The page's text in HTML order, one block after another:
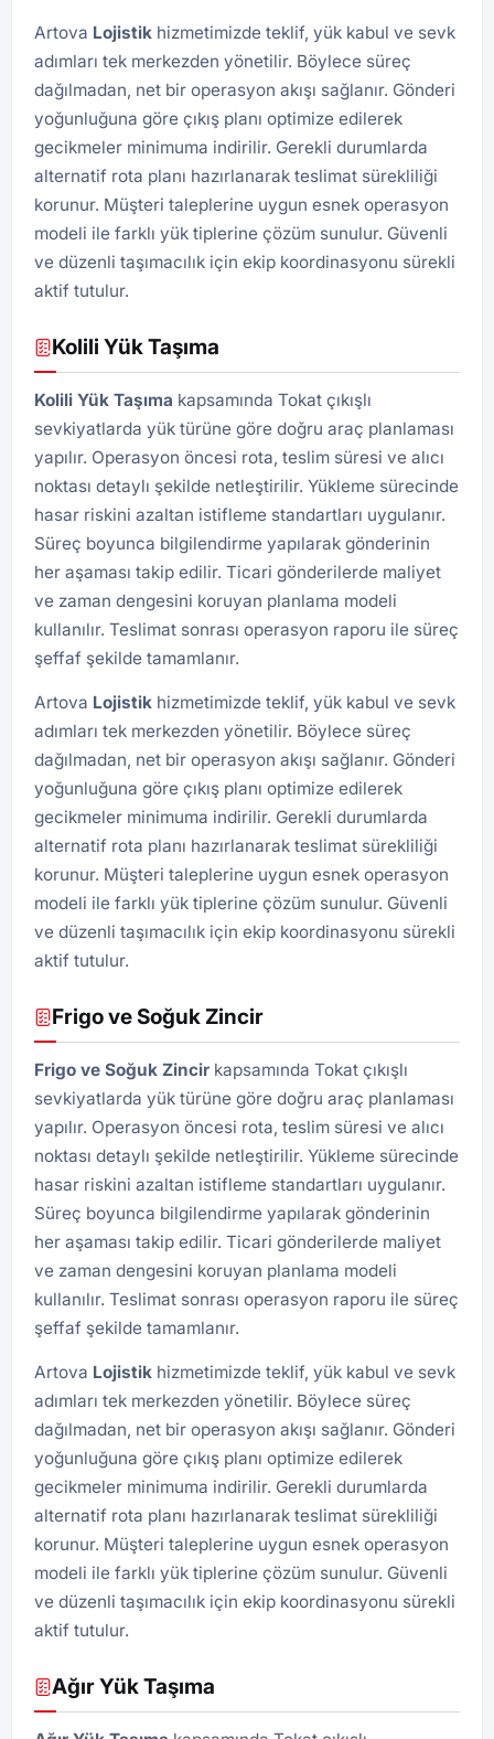
Artova Lojistik hizmetimizde teklif, yük kabul ve sevk
adımları tek merkezden yönetilir. Böylece süreç
dağılmadan, net bir operasyon akışı sağlanır. Gönderi
yoğunluğuna göre çıkış planı optimize edilerek
gecikmeler minimuma indirilir. Gerekli durumlarda
alternatif rota planı hazırlanarak teslimat sürekliliği
korunur. Müşteri taleplerine uygun esnek operasyon
modeli ile farklı yük tiplerine çözüm sunulur. Güvenli
ve düzenli taşımacılık için ekip koordinasyonu sürekli
aktif tutulur.
Kolili Yük Taşıma
Kolili Yük Taşıma kapsamında Tokat çıkışlı
sevkiyatlarda yük türüne göre doğru araç planlaması
yapılır. Operasyon öncesi rota, teslim süresi ve alıcı
noktası detaylı şekilde netleştirilir. Yükleme sürecinde
hasar riskini azaltan istifleme standartları uygulanır.
Süreç boyunca bilgilendirme yapılarak gönderinin
her aşaması takip edilir. Ticari gönderilerde maliyet
ve zaman dengesini koruyan planlama modeli
kullanılır. Teslimat sonrası operasyon raporu ile süreç
şeffaf şekilde tamamlanır.
Artova Lojistik hizmetimizde teklif, yük kabul ve sevk
adımları tek merkezden yönetilir. Böylece süreç
dağılmadan, net bir operasyon akışı sağlanır. Gönderi
yoğunluğuna göre çıkış planı optimize edilerek
gecikmeler minimuma indirilir. Gerekli durumlarda
alternatif rota planı hazırlanarak teslimat sürekliliği
korunur. Müşteri taleplerine uygun esnek operasyon
modeli ile farklı yük tiplerine çözüm sunulur. Güvenli
ve düzenli taşımacılık için ekip koordinasyonu sürekli
aktif tutulur.
Frigo ve Soğuk Zincir
Frigo ve Soğuk Zincir kapsamında Tokat çıkışlı
sevkiyatlarda yük türüne göre doğru araç planlaması
yapılır. Operasyon öncesi rota, teslim süresi ve alıcı
noktası detaylı şekilde netleştirilir. Yükleme sürecinde
hasar riskini azaltan istifleme standartları uygulanır.
Süreç boyunca bilgilendirme yapılarak gönderinin
her aşaması takip edilir. Ticari gönderilerde maliyet
ve zaman dengesini koruyan planlama modeli
kullanılır. Teslimat sonrası operasyon raporu ile süreç
şeffaf şekilde tamamlanır.
Artova Lojistik hizmetimizde teklif, yük kabul ve sevk
adımları tek merkezden yönetilir. Böylece süreç
dağılmadan, net bir operasyon akışı sağlanır. Gönderi
yoğunluğuna göre çıkış planı optimize edilerek
gecikmeler minimuma indirilir. Gerekli durumlarda
alternatif rota planı hazırlanarak teslimat sürekliliği
korunur. Müşteri taleplerine uygun esnek operasyon
modeli ile farklı yük tiplerine çözüm sunulur. Güvenli
ve düzenli taşımacılık için ekip koordinasyonu sürekli
aktif tutulur.
Ağır Yük Taşıma